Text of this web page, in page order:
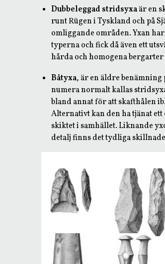
Dubbeleggad stridsyxaär en
runt Rügen i Tyskland och på
omliggande områden. Yxan
typerna och fick då även ett
hårda och homogena
Båtyxa, är en äldre
numera normalt kallas
bland annat för att skafthålen
Alternativt kan den ha tjänat
skiktet i samhället. Liknande
detalj finns det tydliga